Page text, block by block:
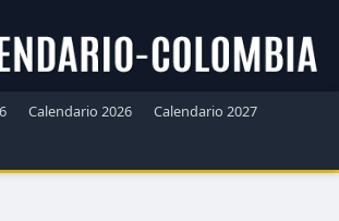
Calendario 2026
Calendario 2027